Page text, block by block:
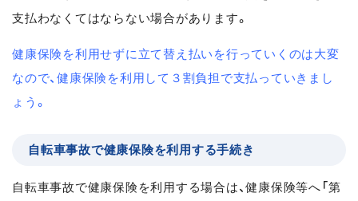
支払わなくてはならない場合があります。
健康保険を利用せずに立て替え払いを行っていくのは大変
なので、健康保険を利用して３割負担で支払っていきまし
ょう。
自転車事故で健康保険を利用する手続き
自転車事故で健康保険を利用する場合は、健康保険等へ「第